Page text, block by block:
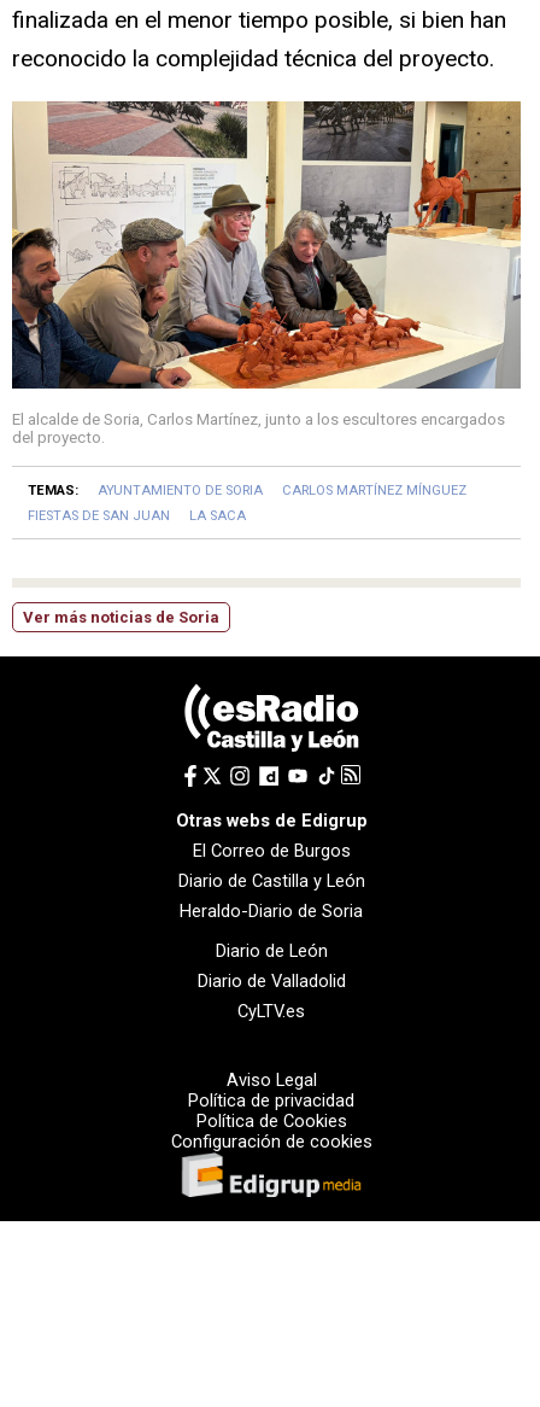
finalizada en el menor tiempo posible, si bien han
reconocido la complejidad técnica del proyecto.
El alcalde de Soria, Carlos Martínez, junto a los escultores encargados
del proyecto.
TEMAS: AYUNTAMIENTO DE SORIA
CARLOS MARTÍNEZ MÍNGUEZ
FIESTAS DE SAN JUAN
LA SACA
Ver más noticias de Soria
Otras webs de Edigrup
El Correo de Burgos
Diario de Castilla y León
Heraldo-Diario de Soria
Diario de León
Diario de Valladolid
CyLTV.es
Aviso Legal
Política de privacidad
Política de Cookies
Configuración de cookies